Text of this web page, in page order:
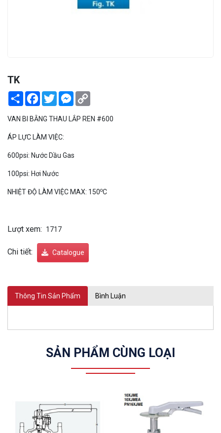
TK
Share Facebook
TwitterMessenger
VAN BI BẰNG THAU LẮP REN #600
ÁP LỰC LÀM VIỆC:
600psi: Nước Dầu Gas
100psi: Hơi Nước
NHIỆT ĐỘ LÀM VIỆC MAX: 150oC
Lượt xem: 1717
Chi tiết: Catalogue
Thông Tin Sản Phẩm Bình Luận
SẢN PHẨM CÙNG LOẠI